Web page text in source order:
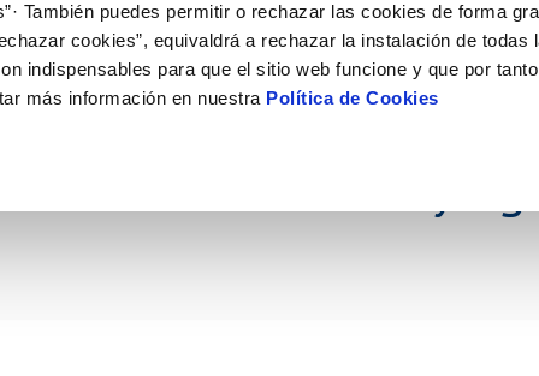
También puedes permitir o rechazar las cookies de forma
cookies”, equivaldrá a rechazar la instalación de todas
indispensables para que el sitio web funcione y que por
más información en nuestra Política de Cookies
de titular
de suministro
MODIFICACIÓN DE DATOS
Actualizar datos bancários
Actualizar datos de
AL CLIENTE
contacto
COMPROMISO DE SERVICIO
Carta de compromisos
Customer Counsel (Defensa del
del agua
consumidor
CUIDADOS DEL AGUA
Consejos de ahorro
Depósitos comunitarios
comunitarios
DE GESTIÓN Y CERTIFICADOS
PERFIL DEL CONTRATANTE
Plataforma de contratación del
público
Licitaciones en curso
insectos
entre ANSE y